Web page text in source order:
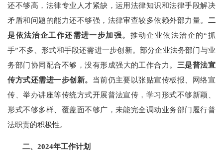
还不够高，法律专业人才紧缺，运用法律知识和法律手段解决
矛盾和问题的能力还不够强，法律审查较多依赖外部力量。 二
是依法治企工作还需进一步加强。 推动企业依法治企的“抓
手”不多、形式和手段还需进一步创新。 部分企业法务部门与业
务部门协同配合不够 ，没有形成强大的工作合力。 三是普法宣
传方式还需进一步创新。 当前仍主要以张贴宣传板报
网络宣
传、举办讲座等传统方式开展普法宣传，学习形式不够新颖、
形式不够多样、覆盖面不够广，未能完全调动业务部门履行普
法职责的积极性。
二、2024年工作计划